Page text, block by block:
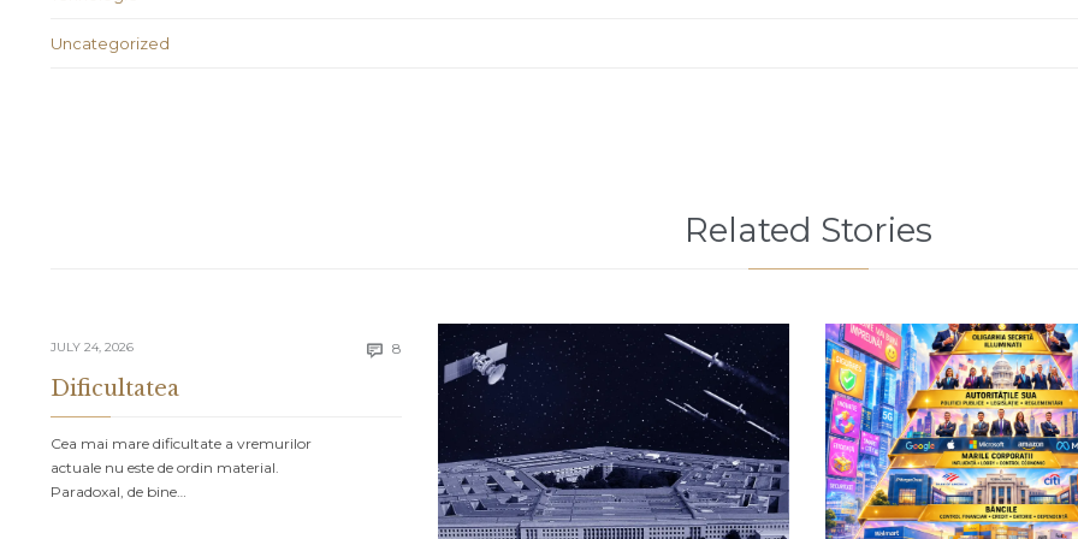
Uncategorized
Related Stories
JULY 24, 2026  8 Comments
Dificultatea
Cea mai mare dificultate a vremurilor
actuale nu este de ordin material.
Paradoxal, de bine…